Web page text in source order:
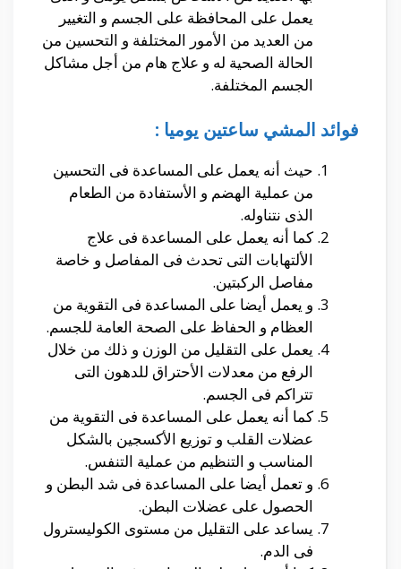
يعمل على المحافظة على الجسم و التغيير
من العديد من الأمور المختلفة و التحسين من
الحالة الصحية له و علاج هام من أجل مشاكل
الجسم المختلفة.
فوائد المشي ساعتين يوميا :
حيث أنه يعمل على المساعدة فى التحسين
من عملية الهضم و الأستفادة من الطعام
الذى نتناوله.
كما أنه يعمل على المساعدة فى علاج
الألتهابات التى تحدث فى المفاصل و خاصة
مفاصل الركبتين.
و يعمل أيضا على المساعدة فى التقوية من
العظام و الحفاظ على الصحة العامة للجسم.
يعمل على التقليل من الوزن و ذلك من خلال
الرفع من معدلات الأحتراق للدهون التى
تتراكم فى الجسم.
كما أنه يعمل على المساعدة فى التقوية من
عضلات القلب و توزيع الأكسجين بالشكل
المناسب و التنظيم من عملية التنفس.
و تعمل أيضا على المساعدة فى شد البطن و
الحصول على عضلات البطن.
يساعد على التقليل من مستوى الكوليسترول
فى الدم.